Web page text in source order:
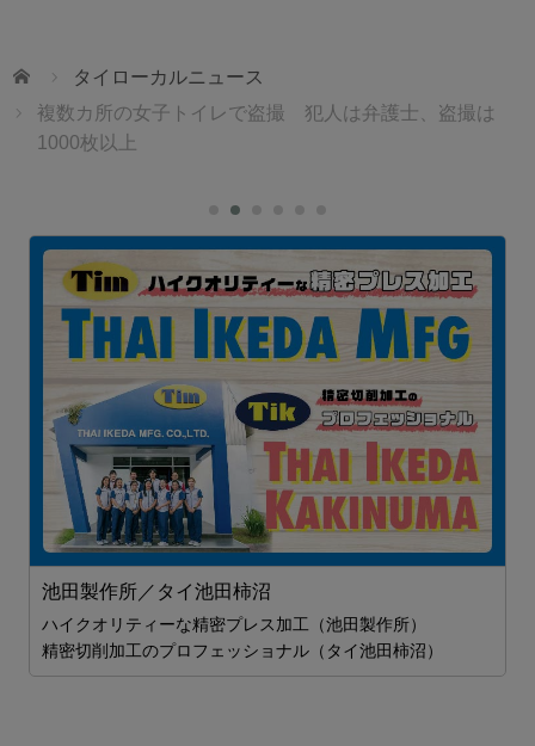
ホーム
タイローカルニュース
複数カ所の女子トイレで盗撮 犯人は弁護士、盗撮は
1000枚以上
池田製作所／タイ池田柿沼
ハイクオリティーな精密プレス加工（池田製作所）
精密切削加工のプロフェッショナル（タイ池田柿沼）